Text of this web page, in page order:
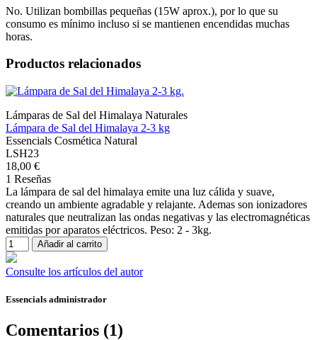
No. Utilizan bombillas pequeñas (15W aprox.), por lo que su
consumo es mínimo incluso si se mantienen encendidas muchas
horas.
Productos relacionados
Lámparas de Sal del Himalaya Naturales
Lámpara de Sal del Himalaya 2-3 kg
Essencials Cosmética Natural
LSH23
18,00 €
1 Reseñas
La lámpara de sal del himalaya emite una luz cálida y suave,
creando un ambiente agradable y relajante. Ademas son ionizadores
naturales que neutralizan las ondas negativas y las electromagnéticas
emitidas por aparatos eléctricos. Peso: 2 - 3kg.
Añadir al carrito
Consulte los artículos del autor
Essencials administrador
Comentarios (1)